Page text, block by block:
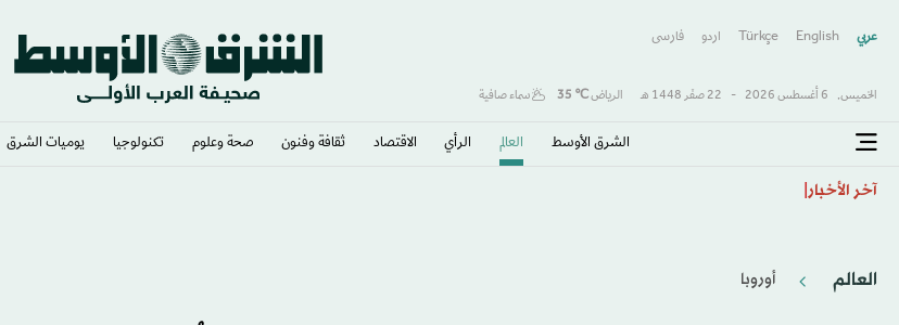
عربي English
Türkçe اردو فارسى
الخميس, 6 أغسطس 2026 - 22 صفَر 1448 هـ الرياض℃
35 سماء صافية
الشرق الأوسط​ العالم الرأي الاقتصاد ثقافة وفنون صحة وعلوم تكنولوجيا يوميات الشرق​
آخر الأخبار
العالم أوروبا